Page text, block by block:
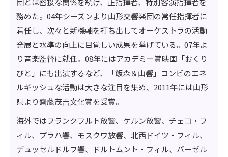
務めた。04年シーズンより山形交響楽団の常任指揮者に
着任し、次々と新機軸を打ち出してオーケストラの活動
発展と水準の向上に目覚しい成果を挙げている。07年よ
り音楽監督に就任。08年にはアカデミー賞映画「おくり
びと」にも出演するなど、「飯森＆山響」コンビのエネ
ルギッシュな活動は大きな注目を集め、2011年には山形
県より齋藤茂吉文化賞を受賞。
海外ではフランクフルト放響、ケルン放響、チェコ・フ
ィル、プラハ響、モスクワ放響、北西ドイツ・フィル、
デュッセルドルフ響、ドルトムント・フィル、バーゼル